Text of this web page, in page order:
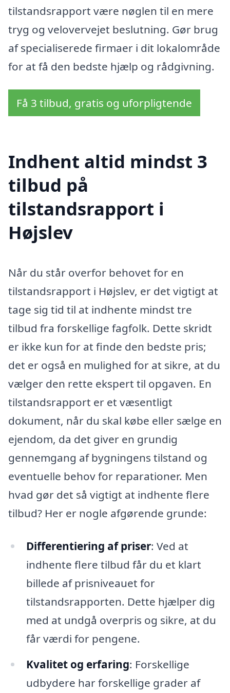
tilstandsrapport være nøglen til en mere
tryg og velovervejet beslutning. Gør brug
af specialiserede firmaer i dit lokalområde
for at få den bedste hjælp og rådgivning.
Få 3 tilbud, gratis og uforpligtende
Indhent altid mindst 3
tilbud på
tilstandsrapport i
Højslev
Når du står overfor behovet for en
tilstandsrapport i Højslev, er det vigtigt at
tage sig tid til at indhente mindst tre
tilbud fra forskellige fagfolk. Dette skridt
er ikke kun for at finde den bedste pris;
det er også en mulighed for at sikre, at du
vælger den rette ekspert til opgaven. En
tilstandsrapport er et væsentligt
dokument, når du skal købe eller sælge en
ejendom, da det giver en grundig
gennemgang af bygningens tilstand og
eventuelle behov for reparationer. Men
hvad gør det så vigtigt at indhente flere
tilbud? Her er nogle afgørende grunde:
Differentiering af priser: Ved at
indhente flere tilbud får du et klart
billede af prisniveauet for
tilstandsrapporten. Dette hjælper dig
med at undgå overpris og sikre, at du
får værdi for pengene.
Kvalitet og erfaring: Forskellige
udbydere har forskellige grader af